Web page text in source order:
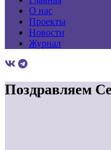
О нас
Проекты
Новости
Журнал
Поздравляем